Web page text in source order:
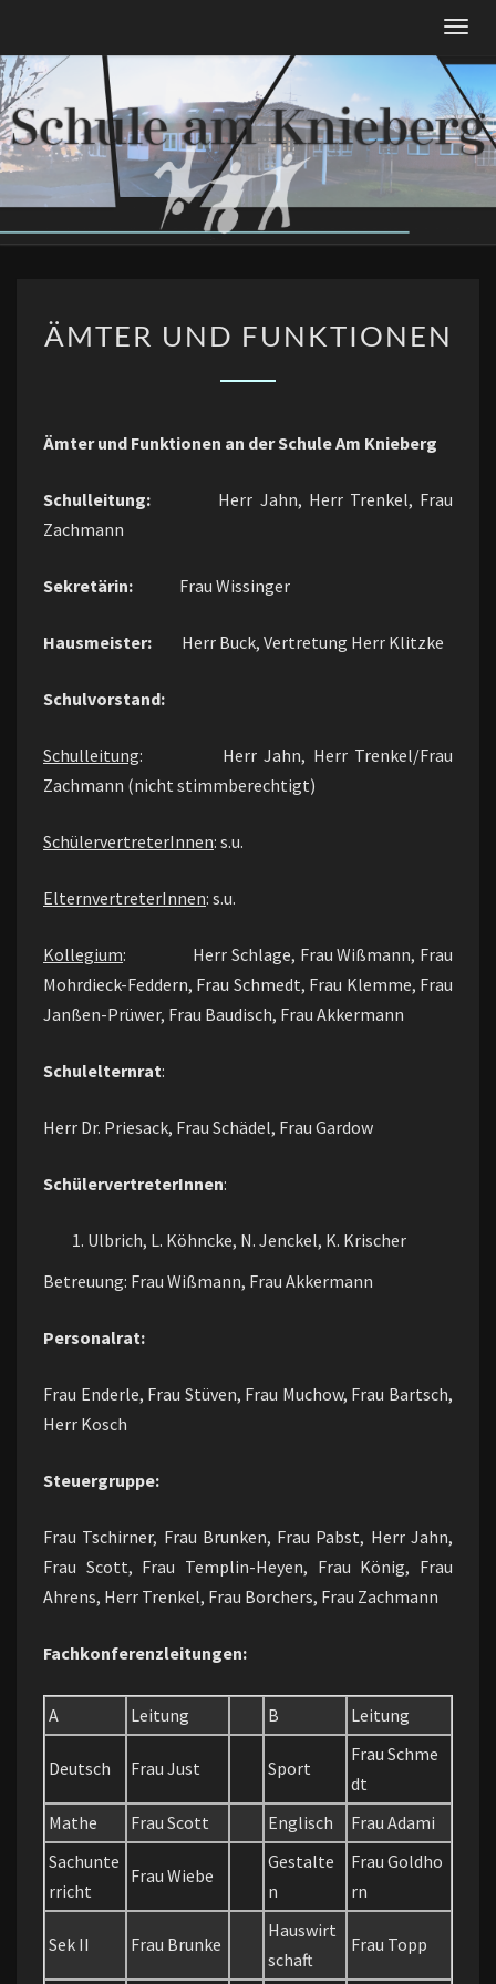
content
UND
ÄMTER UND FUNKTIONEN
Ämter und Funktionen an der Schule Am Knieberg
Schulleitung: Herr Jahn, Herr Trenkel, Frau
Zachmann
Sekretärin: Frau Wissinger
Hausmeister: Herr Buck, Vertretung Herr Klitzke
Schulvorstand:
Schulleitung: Herr Jahn, Herr Trenkel/Frau
Zachmann (nicht stimmberechtigt)
SchülervertreterInnen: s.u.
ElternvertreterInnen: s.u.
Kollegium: Herr Schlage, Frau Wißmann, Frau
Mohrdieck-Feddern, Frau Schmedt, Frau Klemme, Frau
Janßen-Prüwer, Frau Baudisch, Frau Akkermann
Schulelternrat:
Herr Dr. Priesack, Frau Schädel, Frau Gardow
SchülervertreterInnen:
Ulbrich, L. Köhncke, N. Jenckel, K. Krischer
Betreuung: Frau Wißmann, Frau Akkermann
Personalrat:
Frau Enderle, Frau Stüven, Frau Muchow, Frau Bartsch,
Herr Kosch
Steuergruppe:
Frau Tschirner, Frau Brunken, Frau Pabst, Herr Jahn,
Frau Scott, Frau Templin-Heyen, Frau König, Frau
Ahrens, Herr Trenkel, Frau Borchers, Frau Zachmann
Fachkonferenzleitungen:
A Leitung B Leitung
Deutsch Frau Just Sport
Frau Schme
dt
Mathe
Frau Scott Englisch
Frau Adami
Sachunte
rricht
Frau Wiebe
Gestalte
n
Frau Goldho
rn
Sek II Frau Brunke
Hauswirt
schaft
Frau Topp